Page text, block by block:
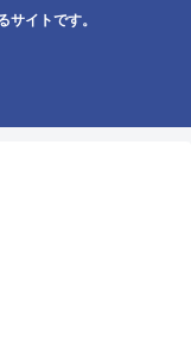
サイトです。